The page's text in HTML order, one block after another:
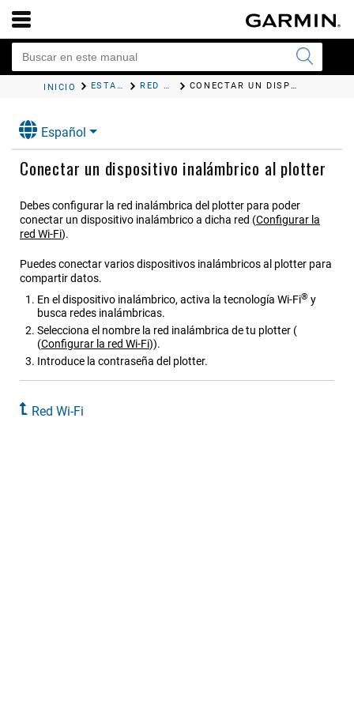
INICIO ESTABLECER LA COMUNICACIÓN CON DISPOSITIVOS INALÁMBRICOS RED WI‑FI CONECTAR UN DISPOSITIVO INALÁMBRICO AL PLOTTER
Español
Conectar un dispositivo inalámbrico al plotter
Debes configurar la red inalámbrica del plotter para poder
conectar un dispositivo inalámbrico a dicha red (Configurar la
red Wi‑Fi).
Puedes conectar varios dispositivos inalámbricos al plotter para
compartir datos.
En el dispositivo inalámbrico, activa la tecnología Wi‑Fi® y
busca redes inalámbricas.
Selecciona el nombre la red inalámbrica de tu plotter (
(Configurar la red Wi‑Fi)).
Introduce la contraseña del plotter.
Red Wi‑Fi